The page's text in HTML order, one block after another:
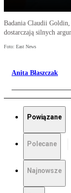
Badania Claudii
dostarczają silnych
Foto: East News
Anita Błaszczak
Powiązane
Polecane
Najnowsze